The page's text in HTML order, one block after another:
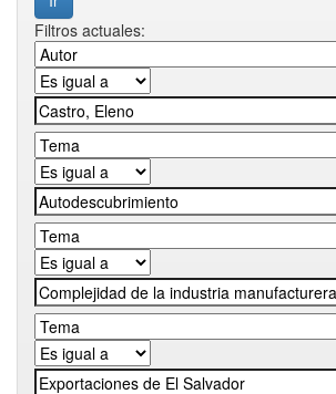
Filtros actuales: